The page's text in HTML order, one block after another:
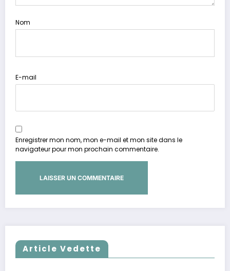
Nom
E-mail
Enregistrer mon nom, mon e-mail et mon site dans le
navigateur pour mon prochain commentaire.
Article Vedette